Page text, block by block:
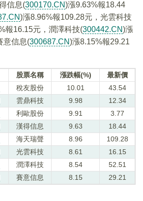
信息(300170.CN)漲9.63%報18.44
)漲8.96%報109.28元，光雲科技
報16.15元，潤澤科技(300442.CN)漲
意信息(300687.CN)漲8.15%報29.21
股票名稱 漲跌幅(%)
最新價
稅友股份 10.01
43.54
雲鼎科技 9.98
12.34
利歐股份 9.91
3.77
漢得信息 9.63
18.44
海天瑞聲 8.96
109.28
光雲科技 8.61
16.15
潤澤科技 8.54
52.51
賽意信息 8.15 29.21